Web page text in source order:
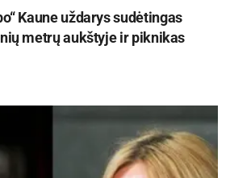
Kaune uždarys sudėtingas
metrų aukštyje ir piknikas